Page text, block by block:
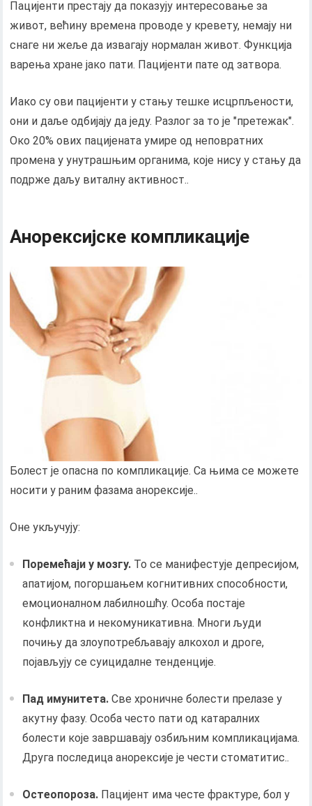
Пацијенти престају да показују интересовање за
живот, већину времена проводе у кревету, немају ни
снаге ни жеље да извагају нормалан живот. Функција
варења хране јако пати. Пацијенти пате од затвора.
Иако су ови пацијенти у стању тешке исцрпљености,
они и даље одбијају да једу. Разлог за то је "претежак".
Око 20% ових пацијената умире од неповратних
промена у унутрашњим органима, које нису у стању да
подрже даљу виталну активност..
Анорексијске компликације
Болест је опасна по компликације. Са њима се можете
носити у раним фазама анорексије..
Оне укључују:
Поремећаји у мозгу. То се манифестује депресијом,
апатијом, погоршањем когнитивних способности,
емоционалном лабилношћу. Особа постаје
конфликтна и некомуникативна. Многи људи
почињу да злоупотребљавају алкохол и дроге,
појављују се суицидалне тенденције.
Пад имунитета. Све хроничне болести прелазе у
акутну фазу. Особа често пати од катаралних
болести које завршавају озбиљним компликацијама.
Друга последица анорексије је чести стоматитис..
Остеопороза. Пацијент има честе фрактуре, бол у